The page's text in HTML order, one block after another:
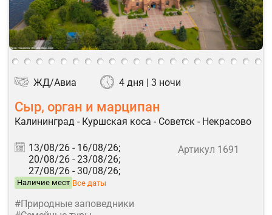
ЖД/Авиа 4 дня | 3 ночи
Сыр, орган и марципан
Калининград - Куршская коса - Советск - Некрасово
13/08/26 - 16/08/26;
20/08/26 - 23/08/26;
27/08/26 - 30/08/26;
Наличие мест Все даты
Артикул 1691
#Природные заповедники